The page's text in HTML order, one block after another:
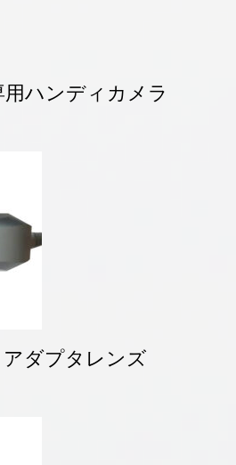
ハンディカメラ
ダプタレンズ